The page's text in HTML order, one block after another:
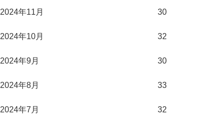
2024年11月 30
2024年10月 32
2024年9月 30
2024年8月 33
2024年7月 32